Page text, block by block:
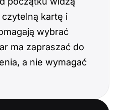
kartę i
wybrać
ma zapraszać do
a nie wymagać